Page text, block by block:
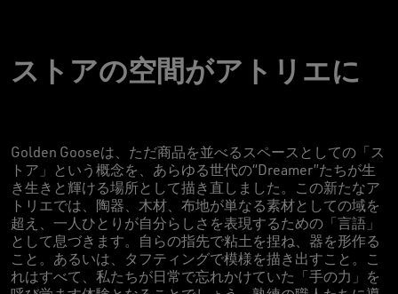
ストアの空間がアトリエに
Golden Gooseは、ただ商品を並べるスペースとしての「ス
トア」という概念を、あらゆる世代の“Dreamer”たちが生
き生きと輝ける場所として描き直しました。この新たなア
トリエでは、陶器、木材、布地が単なる素材としての域を
超え、一人ひとりが自分らしさを表現するための「言語」
として息づきます。自らの指先で粘土を捏ね、器を形作る
こと。あるいは、タフティングで模様を描き出すこと。こ
れはすべて、私たちが日常で忘れかけていた「手の力」を